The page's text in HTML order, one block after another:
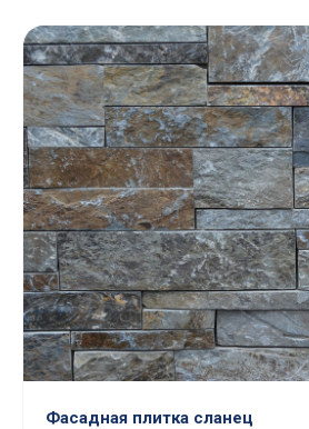
Фасадная плитка сланец